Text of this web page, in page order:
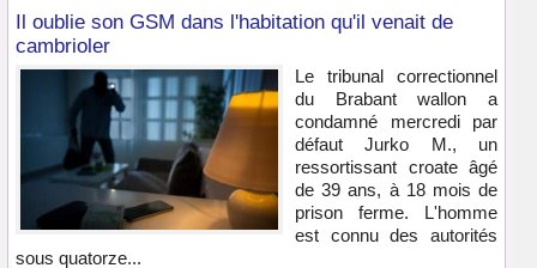
Il oublie son GSM dans l'habitation qu'il venait de
cambrioler
Le tribunal correctionnel
du Brabant wallon a
condamné mercredi par
défaut Jurko M., un
ressortissant croate âgé
de 39 ans, à 18 mois de
prison ferme. L'homme
est connu des autorités
sous quatorze...